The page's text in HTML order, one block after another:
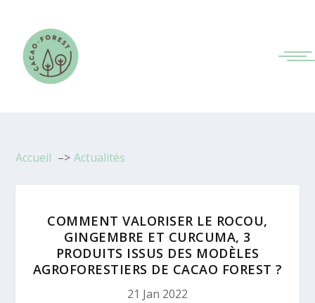
Accueil Actualités
COMMENT VALORISER LE ROCOU,
GINGEMBRE ET CURCUMA, 3
PRODUITS ISSUS DES MODÈLES
AGROFORESTIERS DE CACAO FOREST ?
21 Jan 2022